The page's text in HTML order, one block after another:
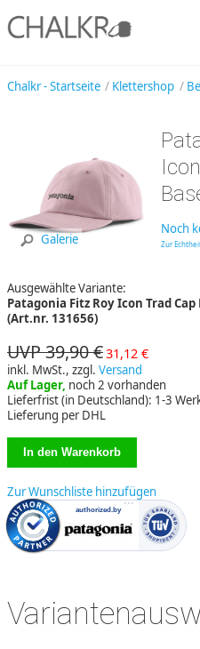
Chalkr - Startseite Klettershop
Galerie
Noch
Zur
Ausgewählte Variante:
Patagonia Fitz Roy Icon Trad
(Art.nr. 131656)
UVP 39,90 €31,12 €
inkl. MwSt., zzgl. Versand
Auf Lager, noch 2 vorhanden
Lieferfrist (in Deutschland): 1-3
Lieferung per DHL
Zur Wunschliste hinzufügen